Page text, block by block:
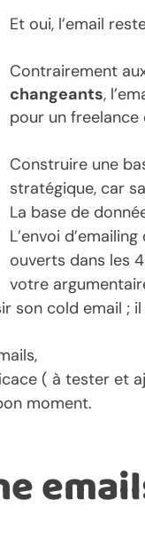
Et oui, l’email
Contrairement
changeants,
pour un
Construire une
stratégique, car
La base de
L’envoi
ouverts dans les
votre
son cold email ;
( à tester et
moment.